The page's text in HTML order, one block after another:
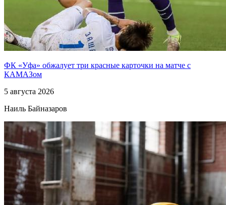
ФК «Уфа» обжалует три красные карточки на матче с
КАМАЗом
5 августа 2026
Наиль Байназаров